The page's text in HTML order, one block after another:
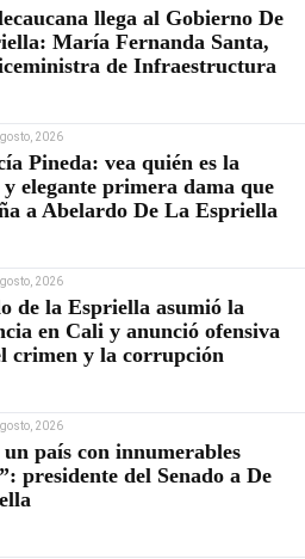
llega al Gobierno De
María Fernanda Santa,
de Infraestructura
2026
Pineda: vea quién es la
elegante primera dama que
a Abelardo De La Espriella
2026
de la Espriella asumió la
en Cali y anunció ofensiva
crimen y la corrupción
2026
un país con innumerables
presidente del Senado a De